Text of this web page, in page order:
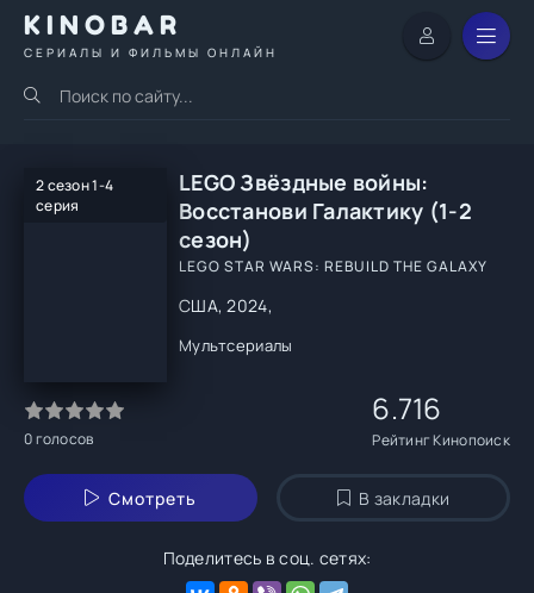
KINOBAR
СЕРИАЛЫ И ФИЛЬМЫ ОНЛАЙН
2 сезон 1-4
серия
LEGO Звёздные войны:
Восстанови Галактику (1-2
сезон)
LEGO STAR WARS: REBUILD THE GALAXY
США, 2024,
Мультсериалы
0голосов
6.716
Рейтинг Кинопоиск
Смотреть В закладки
Поделитесь в соц. сетях: